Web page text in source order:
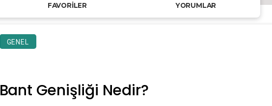
FAVORILER YORUMLAR
GENEL
Bant Genişliği Nedir?